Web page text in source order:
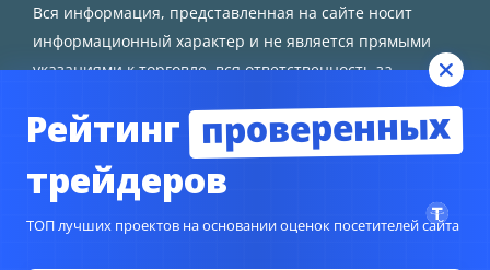
Вся информация, представленная на сайте носит
информационный характер и не является прямыми
указаниями к торговле, вся ответственность за
Рейтинг проверенных
трейдеров
ТОП лучших проектов на основании оценок посетителей сайта